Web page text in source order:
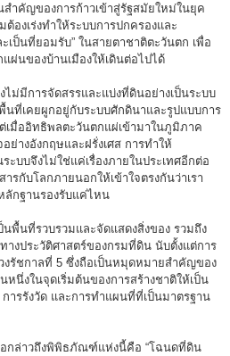
ำคัญของการก้าวเข้าสู่รัฐสมัยใหม่ในยุค
องเร่งทำให้ระบบการปกครองและ
เป็นที่ยอมรับ” ในสายตาชาติตะวันตก เพื่อ
ผ่นของบ้านเมืองให้เดินต่อไปได้
ม่มีการจัดสรรและแบ่งที่ดินอย่างเป็นระบบ
ที่เคยผูกอยู่กับระบบศักดินาและรูปแบบการ
มื่ออิทธิพลตะวันตกแผ่เข้ามาในภูมิภาค
ย่างอังกฤษและฝรั่งเศส การทำให้
ระบบจึงไม่ใช่แค่เรื่องภายในประเทศอีกต่อ
กับโลกภายนอกให้เข้าใจตรงกันว่าเรา
กฐานรองรับแค่ไหน
นที่รวบรวมและจัดแสดงสิ่งของ รวมถึง
างประวัติศาสตร์ของกรมที่ดิน นับตั้งแต่การ
งรัชกาลที่ 5 ซึ่งถือเป็นหมุดหมายสำคัญของ
หนึ่งในจุดเริ่มต้นของการสร้างชาติให้เป็น
ารรังวัด และการทำแผนที่ที่เป็นมาตรฐาน
กล่าวถึงพิพิธภัณฑ์แห่งนี้คือ “โฉนดที่ดิน